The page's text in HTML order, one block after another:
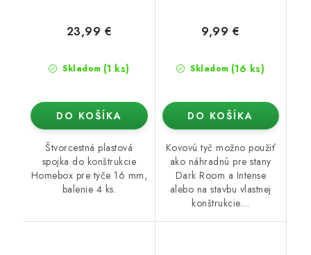
Skladom (1 ks)
23,99 €
DO KOŠÍKA
Štvorcestná plastová
spojka do konštrukcie
Homebox pre tyče 16 mm,
balenie 4 ks.
Skladom (16 ks)
9,99 €
DO KOŠÍKA
Kovovú tyč možno použiť
ako náhradnú pre stany
Dark Room a Intense
alebo na stavbu vlastnej
konštrukcie....